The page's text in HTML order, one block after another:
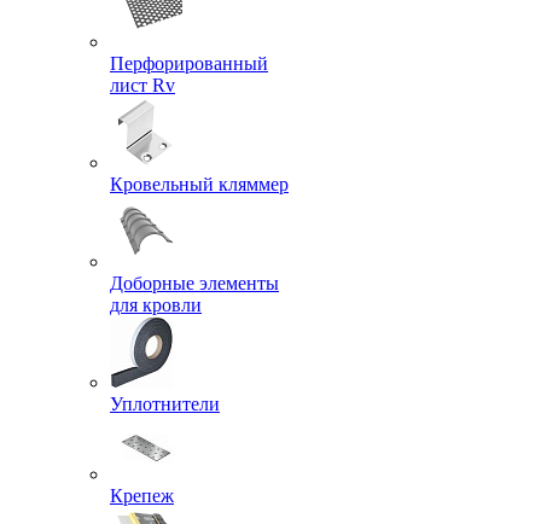
Перфорированный
лист Rv
Кровельный кляммер
Доборные элементы
для кровли
Уплотнители
Крепеж